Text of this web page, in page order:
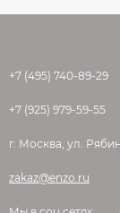
+7 (495) 740-89-29
+7 (925) 979-59-55
zakaz@enzo.ru